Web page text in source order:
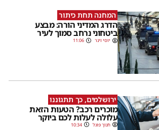
המחנה תחת כיתור
הדרג המדיני הורה: מבצע
ביטחוני נרחב סמוך לעיר
יוסי וינר 11:06
ירושלמים, כך תתגוננו
מוכרים רכב? הטעות הזאת
עלולה לעלות לכם ביוקר
חנוך פוגל 10:34